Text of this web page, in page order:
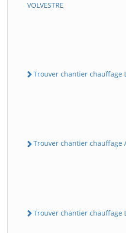
VOLVESTRE
Trouver chantier chauffage
Trouver chantier chauffage
Trouver chantier chauffage